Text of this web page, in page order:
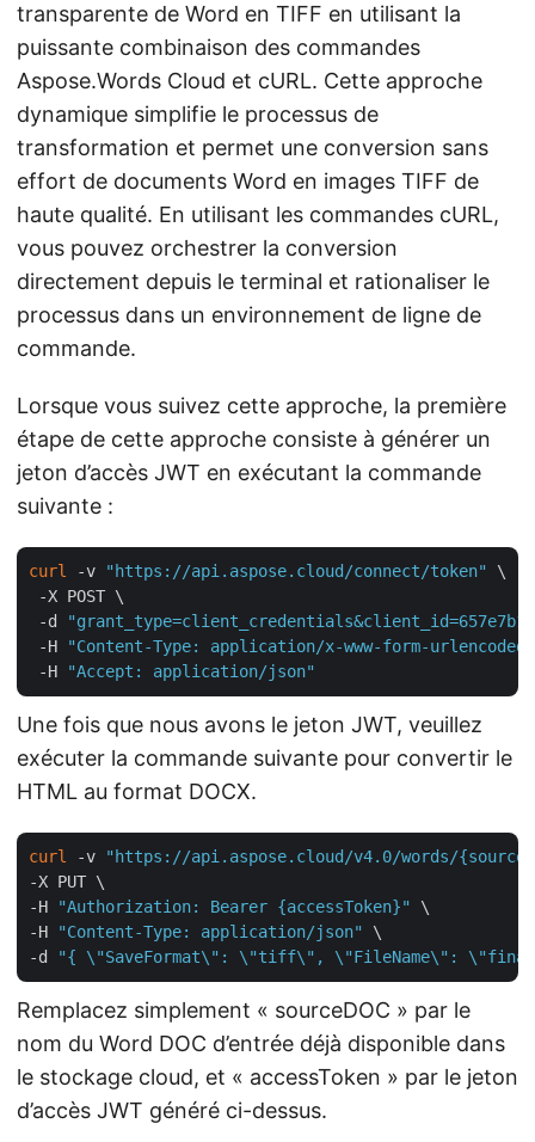
transparente de Word en TIFF en utilisant la
puissante combinaison des commandes
Aspose.Words Cloud et cURL. Cette approche
dynamique simplifie le processus de
transformation et permet une conversion sans
effort de documents Word en images TIFF de
haute qualité. En utilisant les commandes cURL,
vous pouvez orchestrer la conversion
directement depuis le terminal et rationaliser le
processus dans un environnement de ligne de
commande.
Lorsque vous suivez cette approche, la première
étape de cette approche consiste à générer un
jeton d’accès JWT en exécutant la commande
suivante :
curl -v "https://api.aspose.cloud/connect/token"
\
-X POST \
-d
"grant_type=client_credentials&client_id=657e7b18-
-H
"Content-Type: application/x-www-form-urlencoded"
-H
"Accept: application/json"
Une fois que nous avons le jeton JWT, veuillez
exécuter la commande suivante pour convertir le
HTML au format DOCX.
curl -v
"https://api.aspose.cloud/v4.0/words/
-X PUT \
-H
"Authorization: Bearer {accessToken}"
\
-H
"Content-Type: application/json"
\
-d
"{ \"SaveFormat\": \"tiff\", \"FileName\":
Remplacez simplement « sourceDOC » par le
nom du Word DOC d’entrée déjà disponible dans
le stockage cloud, et « accessToken » par le jeton
d’accès JWT généré ci-dessus.